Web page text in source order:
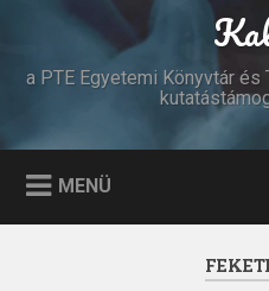
a PTE Egyetemi Könyvtár
MENÜ